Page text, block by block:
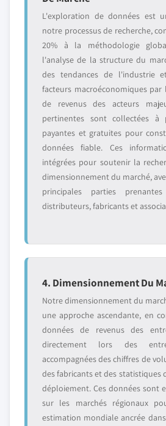
L'exploration de données est
notre processus de recherche,
20% à la méthodologie
l'analyse de la structure du
des tendances de l'industrie
facteurs macroéconomiques par
de revenus des acteurs
pertinentes sont collectées à
payantes et gratuites pour
données fiable. Ces
intégrées pour soutenir la
dimensionnement du marché,
principales parties
distributeurs, fabricants et
4. Dimensionnement Du
Notre dimensionnement du
une approche ascendante, en
données de revenus des
directement lors des
accompagnées des chiffres de
des fabricants et des
déploiement. Ces données sont
sur les marchés régionaux
estimation mondiale ancrée